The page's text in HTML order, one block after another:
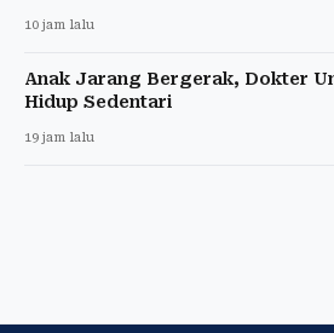
10 jam lalu
Anak Jarang Bergerak, Dokter
Hidup Sedentari
19 jam lalu